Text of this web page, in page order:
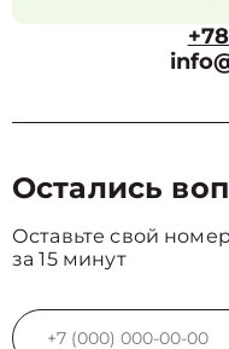
Остались
Оставьте свой
за 15 минут